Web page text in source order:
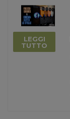
LEGGI
TUTTO